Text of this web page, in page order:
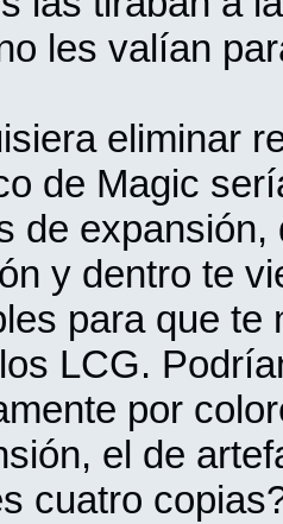
les valían
eliminar
de Magic
de
y dentro te
para que te
LCG.
por
el de
cuatro